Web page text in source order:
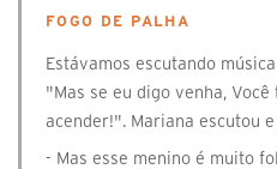
FOGO DE PALHA
Estávamos escutando
"Mas se eu digo venha,
acender!". Mariana escutou
- Mas esse menino é muito